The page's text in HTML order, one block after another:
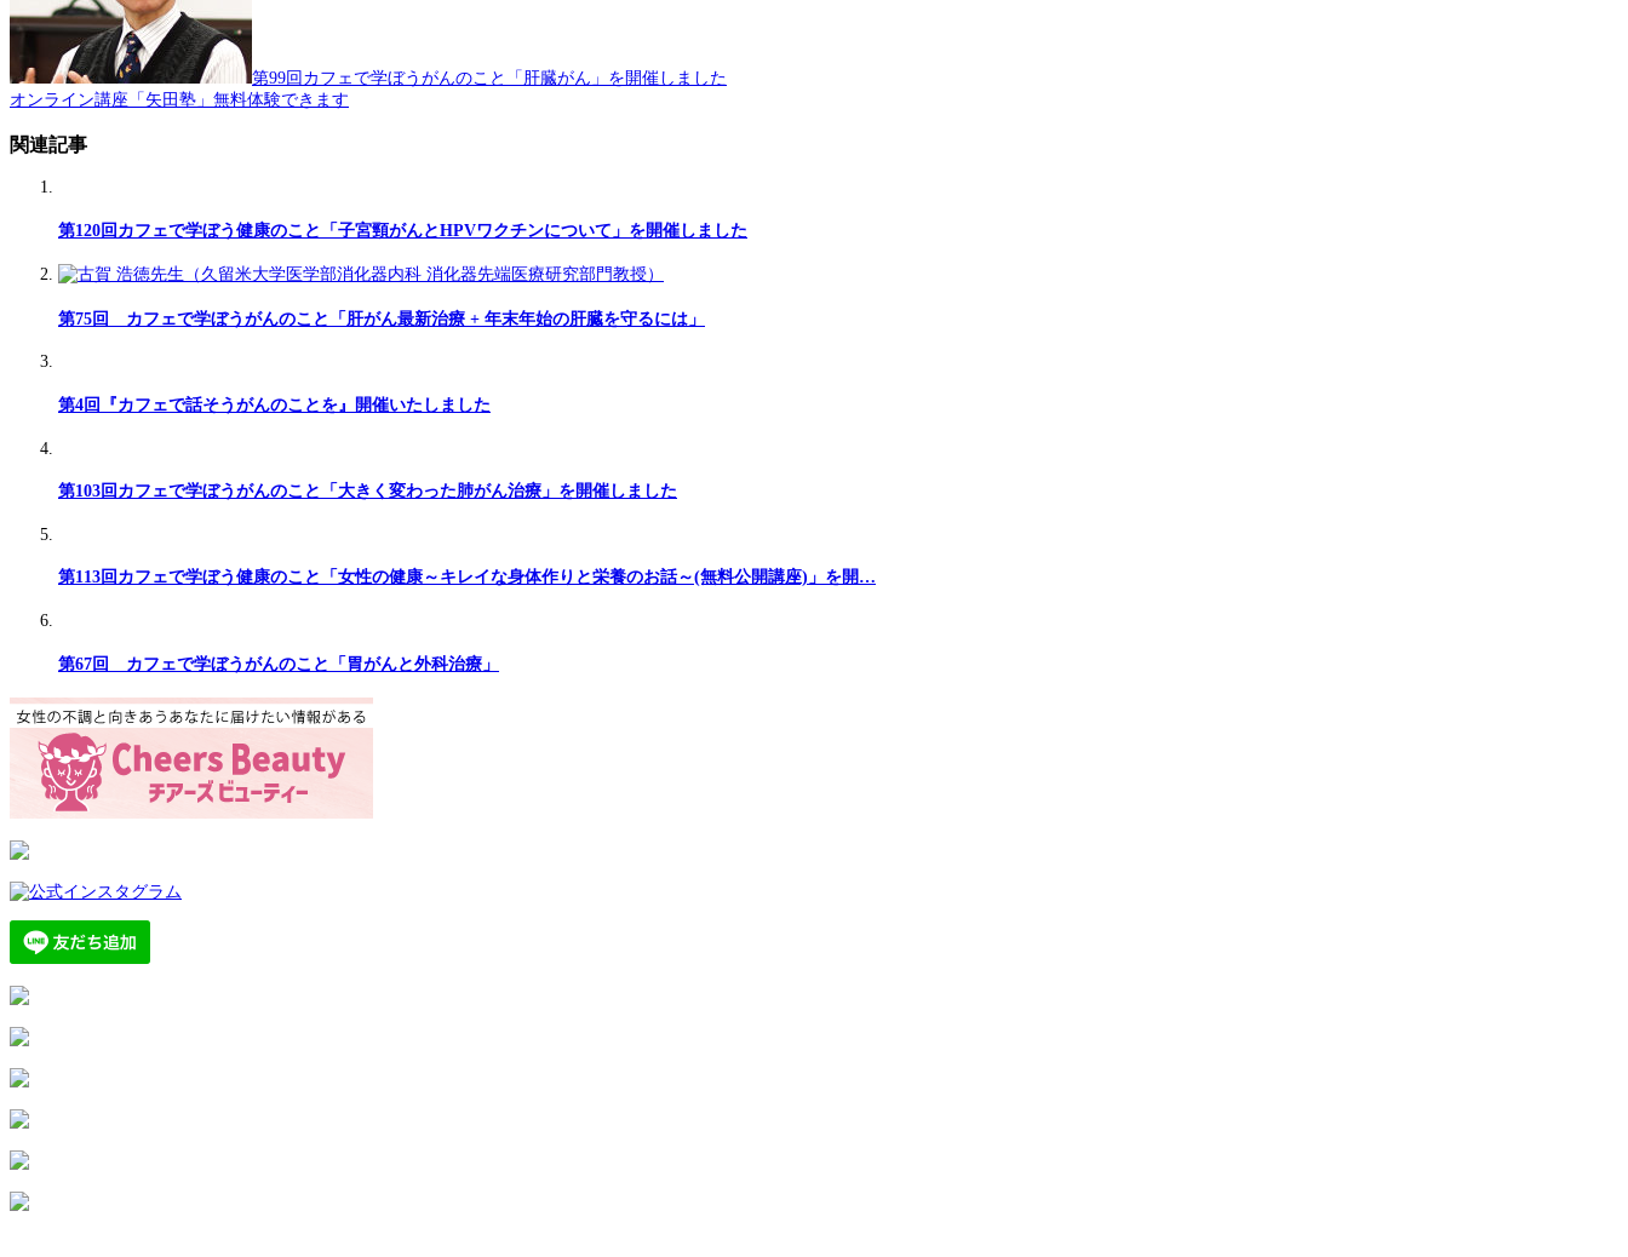
第99回カフェで学ぼうがんのこと「肝臓がん」を開催しました
オンライン講座「矢田塾」無料体験できます
関連記事
第120回カフェで学ぼう健康のこと「子宮頸がんとHPVワクチンについて」を開催しました
第75回 カフェで学ぼうがんのこと「肝がん最新治療 + 年末年始の肝臓を守るには」
第4回『カフェで話そうがんのことを』開催いたしました
第103回カフェで学ぼうがんのこと「大きく変わった肺がん治療」を開催しました
第113回カフェで学ぼう健康のこと「女性の健康～キレイな身体作りと栄養のお話～(無料公開講座)」を開…
第67回 カフェで学ぼうがんのこと「胃がんと外科治療」